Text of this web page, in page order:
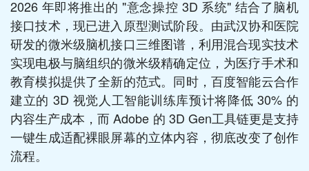
2026 年即将推出的 "意念操控 3D 系统" 结合了脑机
接口技术，现已进入原型测试阶段。由武汉协和医院
研发的微米级脑机接口三维图谱，利用混合现实技术
实现电极与脑组织的微米级精确定位，为医疗手术和
教育模拟提供了全新的范式。同时，百度智能云合作
建立的 3D 视觉人工智能训练库预计将降低 30% 的
内容生产成本，而 Adobe 的 3D Gen工具链更是支持
一键生成适配裸眼屏幕的立体内容，彻底改变了创作
流程。